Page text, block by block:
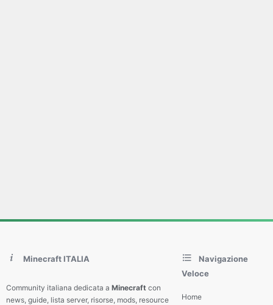
Minecraft ITALIA
Community italiana dedicata a Minecraft con
news, guide, lista server, risorse, mods, resource
Navigazione
Veloce
Home